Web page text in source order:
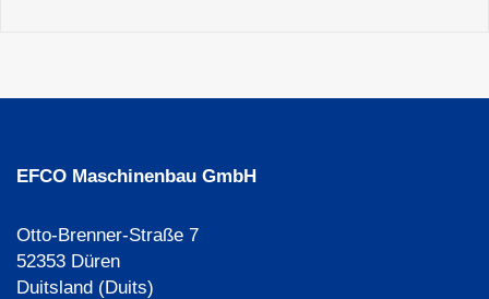
EFCO Maschinenbau GmbH
Otto-Brenner-Straße 7
52353 Düren
Duitsland (Duits)